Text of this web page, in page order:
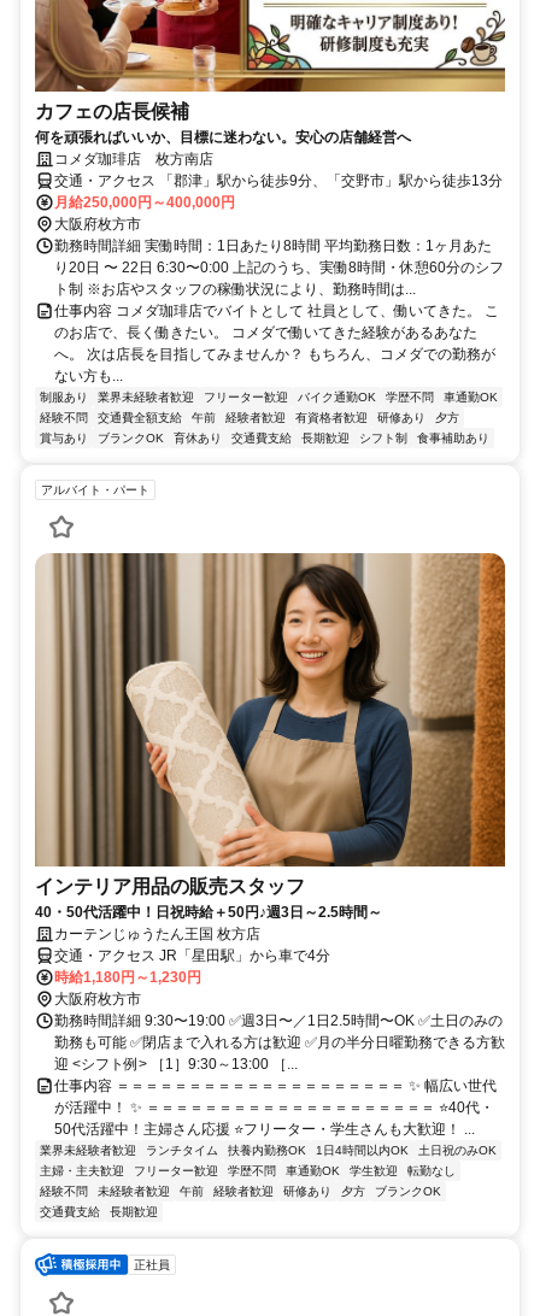
カフェの店長候補
何を頑張ればいいか、目標に迷わない。安心の店舗経営へ
コメダ珈琲店 枚⽅南店
交通・アクセス 「郡津」駅から徒歩9分、「交野市」駅から徒歩13分
月給250,000円～400,000円
大阪府枚方市
勤務時間詳細 実働時間：1日あたり8時間 平均勤務日数：1ヶ月あた
り20日 〜 22日 6:30〜0:00 上記のうち、実働8時間・休憩60分のシフ
ト制 ※お店やスタッフの稼働状況により、勤務時間は...
仕事内容 コメダ珈琲店でバイトとして 社員として、働いてきた。 こ
のお店で、長く働きたい。 コメダで働いてきた経験があるあなた
へ。 次は店長を目指してみませんか？ もちろん、コメダでの勤務が
ない方も...
制服あり 業界未経験者歓迎 フリーター歓迎 バイク通勤OK 学歴不問
車通勤OK
経験不問
交通費全額支給 午前 経験者歓迎 有資格者歓迎 研修あり
夕方
賞与あり
ブランクOK 育休あり 交通費支給 長期歓迎 シフト制 食事補助あり
アルバイト・パート
インテリア用品の販売スタッフ
40・50代活躍中！日祝時給＋50円♪週3日～2.5時間～
カーテンじゅうたん王国 枚方店
交通・アクセス JR「星田駅」から車で4分
時給1,180円～1,230円
大阪府枚方市
勤務時間詳細 9:30〜19:00 ✅週3日〜／1日2.5時間〜OK ✅土日のみの
勤務も可能 ✅閉店まで入れる方は歓迎 ✅月の半分日曜勤務できる方歓
迎 <シフト例> ［1］9:30～13:00 ［...
仕事内容 ＝＝＝＝＝＝＝＝＝＝＝＝＝＝＝＝＝＝＝＝ ✨ 幅広い世代
が活躍中！ ✨ ＝＝＝＝＝＝＝＝＝＝＝＝＝＝＝＝＝＝＝＝ ⭐40代・
50代活躍中！主婦さん応援 ⭐フリーター・学生さんも大歓迎！ ...
業界未経験者歓迎 ランチタイム 扶養内勤務OK 1日4時間以内OK
土日祝のみOK
主婦・主夫歓迎
フリーター歓迎 学歴不問 車通勤OK 学生歓迎
転勤なし
経験不問
未経験者歓迎 午前 経験者歓迎 研修あり 夕方
ブランクOK
交通費支給
長期歓迎
正社員